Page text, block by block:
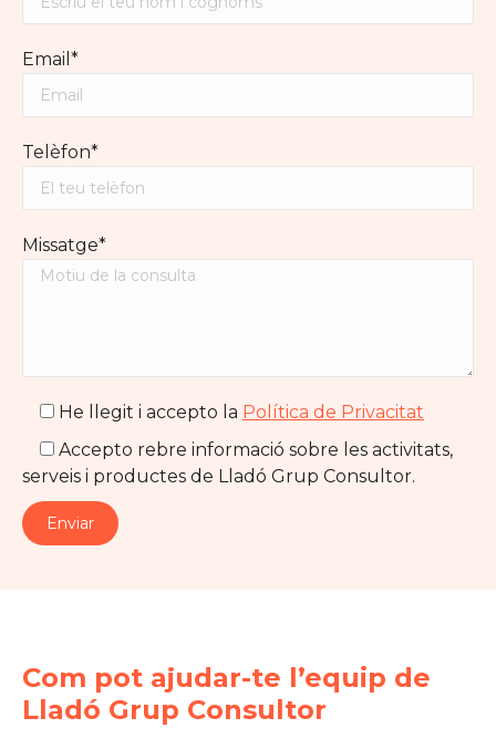
Email*
Telèfon*
Missatge*
He llegit i accepto la Política de Privacitat
Accepto rebre informació sobre les activitats,
serveis i productes de Lladó Grup Consultor.
Com pot ajudar-te l’equip de
Lladó Grup Consultor